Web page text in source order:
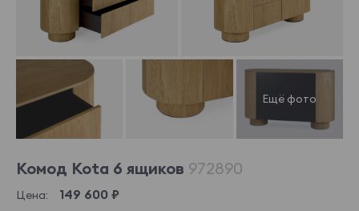
Комод Kota 6 ящиков 972890
Цена: 149 600 ₽